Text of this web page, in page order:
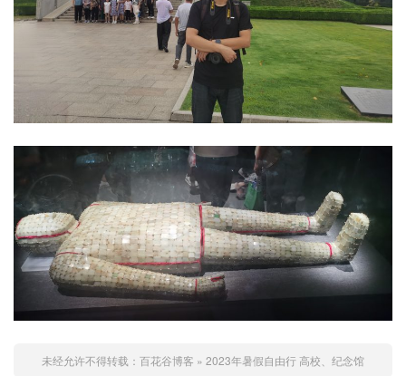
未经允许不得转载： 百花谷博客 » 2023年暑假自由行高校、纪念馆